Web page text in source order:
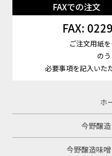
FAXでの注文
FAX:
ご注文用紙
のう
必要事項を記入いた
ホ
今野醸
今野醸造味